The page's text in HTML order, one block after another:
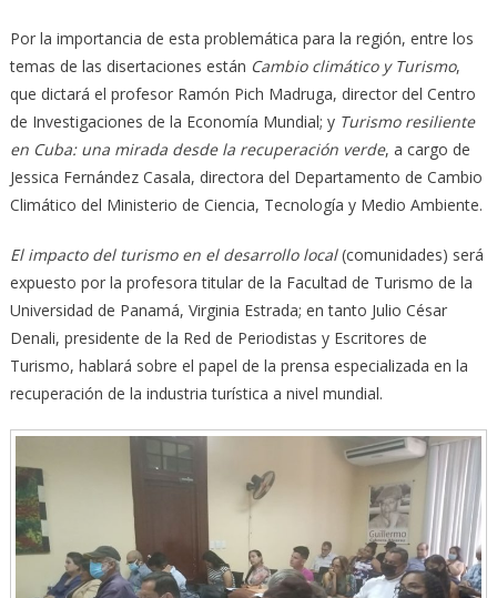
Por la importancia de esta problemática para la región, entre los
temas de las disertaciones están Cambio climático y Turismo,
que dictará el profesor Ramón Pich Madruga, director del Centro
de Investigaciones de la Economía Mundial; y Turismo resiliente
en Cuba: una mirada desde la recuperación verde, a cargo de
Jessica Fernández Casala, directora del Departamento de Cambio
Climático del Ministerio de Ciencia, Tecnología y Medio Ambiente.
El impacto del turismo en el desarrollo local(comunidades) será
expuesto por la profesora titular de la Facultad de Turismo de la
Universidad de Panamá, Virginia Estrada; en tanto Julio César
Denali, presidente de la Red de Periodistas y Escritores de
Turismo, hablará sobre el papel de la prensa especializada en la
recuperación de la industria turística a nivel mundial.